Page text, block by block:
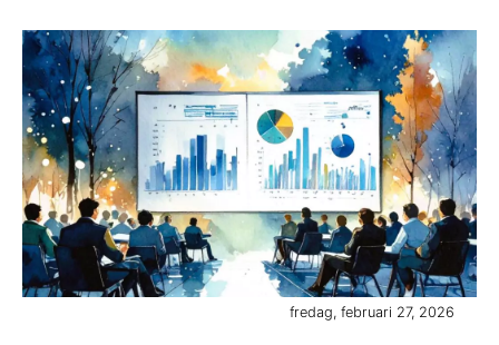
fredag, februari 27, 2026